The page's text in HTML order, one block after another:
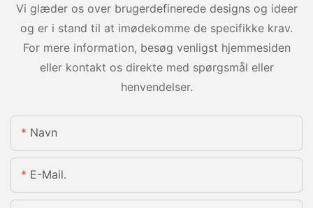
Vi glæder os over brugerdefinerede designs og ideer
og er i stand til at imødekomme de specifikke krav.
For mere information, besøg venligst hjemmesiden
eller kontakt os direkte med spørgsmål eller
henvendelser.
Navn
E-Mail.